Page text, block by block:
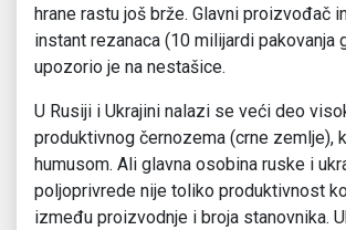
hrane rastu još brže. Glavni proizvođač
instant rezanaca (10 milijardi pakovanja
upozorio je na nestašice.
U Rusiji i Ukrajini nalazi se veći deo
produktivnog černozema (crne zemlje),
humusom. Ali glavna osobina ruske i
poljoprivrede nije toliko produktivnost
između proizvodnje i broja stanovnika.